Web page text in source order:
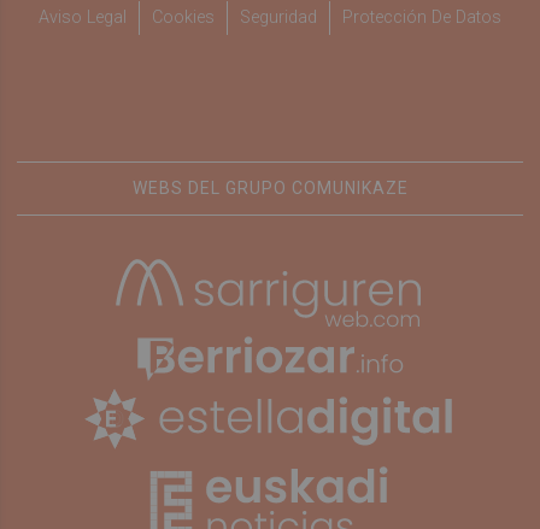
Aviso Legal
Cookies Seguridad Protección De Datos
WEBS DEL GRUPO COMUNIKAZE